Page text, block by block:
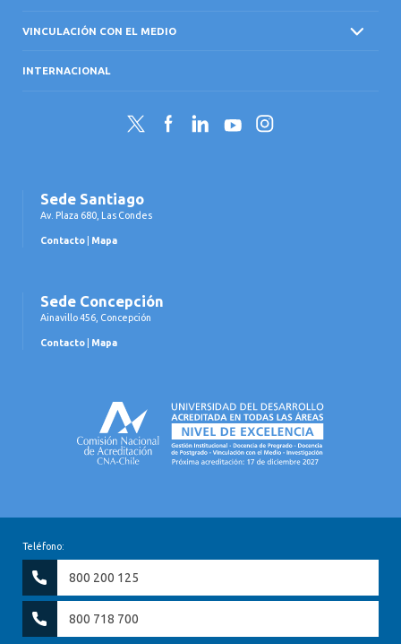
VINCULACIÓN CON EL MEDIO
INTERNACIONAL
Twitter FacebookLinkedInYouTubeInstagram
Sede Santiago
Av. Plaza 680, Las Condes
Contacto Mapa
Sede Concepción
Ainavillo 456, Concepción
Contacto Mapa
Teléfono:
800 200 125
800 718 700